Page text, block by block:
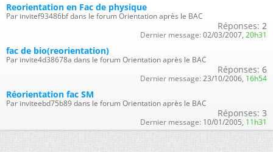
Reorientation en Fac de physique
Par invitef93486bf dans le forum Orientation après le BAC
Réponses: 2
Dernier message: 02/03/2007, 20h31
fac de bio(reorientation)
Par invite4d38678a dans le forum Orientation après le BAC
Réponses: 6
Dernier message: 23/10/2006, 16h54
Réorientation fac SM
Par inviteebd75b89 dans le forum Orientation après le BAC
Réponses: 3
Dernier message: 10/01/2005, 11h31